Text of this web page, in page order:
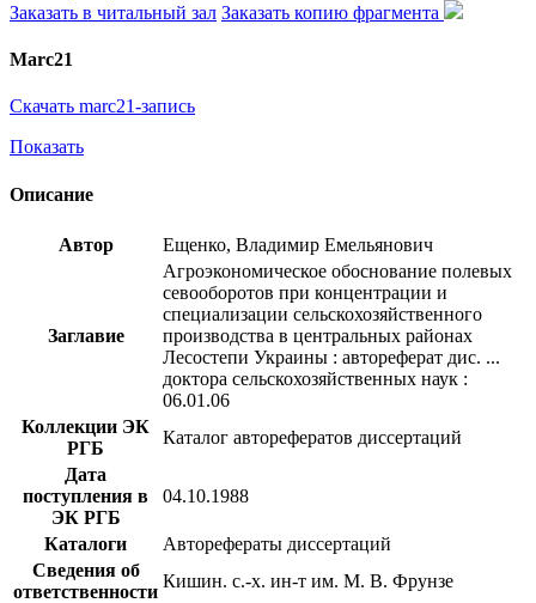
Заказать в читальный зал Заказать копию фрагмента
Marc21
Скачать marc21-запись
Показать
Описание
Автор Ещенко, Владимир Емельянович
Заглавие
Агроэкономическое обоснование полевых
севооборотов при концентрации и
специализации сельскохозяйственного
производства в центральных районах
Лесостепи Украины : автореферат дис. ...
доктора сельскохозяйственных наук :
06.01.06
Коллекции ЭК
РГБ
Каталог авторефератов диссертаций
Дата
поступления в
ЭК РГБ
04.10.1988
Каталоги
Авторефераты диссертаций
Сведения об
ответственности
Кишин. с.-х. ин-т им. М. В. Фрунзе